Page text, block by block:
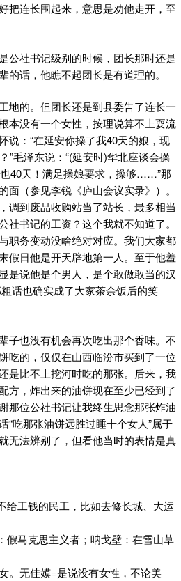
把连长围起来，意思是劝他走开，至
公社书记级别的时候，团长那时还是
的话，他瞧不起团长是有道理的。
地的。但团长还是到县委告了连长一
本没有一个女性，按理说算不上耍流
说：“在延安你操了我40天的娘，现
”毛泽东说：“(延安时)华北座谈会操
40天！满足操娘要求，操够……”那
面（参见李锐《庐山会议实录》）。
调到废品收购站当了站长，最多相当
社书记的工资？这个我就不知道了。
职务变动没啥绝对对应。我们大家都
假日他是开天辟地第一人。至于他羞
是说他是个男人，是个敢做敢当的汉
话也确实成了大家茶余饭后的笑
子也没有机会再次吃出那个香味。不
吃的，仅仅在山西临汾市买到了一位
是比不上挖河时吃的那张。后来，我
方，炸出来的油饼现在至少已经到了
那位公社书记让我终生思念那张炸油
“吃那张油饼远胜过睡十个女人”属于
无法辨别了，但看他当时的表情是真
给工钱的民工，比如去修长城、大运
假马克思主义者；呐戈壁：在雪山草
。无佳嫫=是说没有女性，不论美